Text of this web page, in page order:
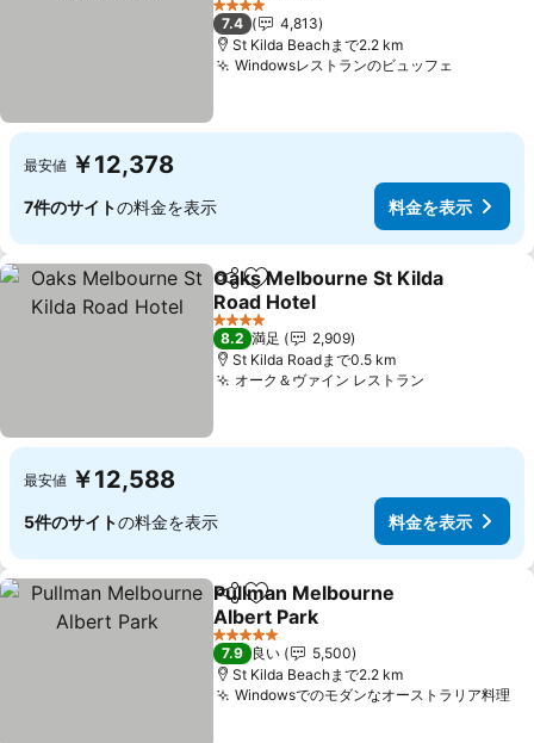
4 ホテルのランク
7.4
4,813
St Kilda Beachまで2.2 km
Windowsレストランのビュッフェ
最安値 ￥12,378
7件のサイトの料金を表示 料金を表示
シェアお気に入りに追加
Oaks Melbourne St Kilda
Road Hotel
4 ホテルのランク
8.2 満足
2,909
St Kilda Roadまで0.5 km
オーク＆ヴァイン レストラン
最安値 ￥12,588
5件のサイトの料金を表示 料金を表示
シェアお気に入りに追加
Pullman Melbourne
Albert Park
5 ホテルのランク
7.9 良い
5,500
St Kilda Beachまで2.2 km
Windowsでのモダンなオーストラリア料理